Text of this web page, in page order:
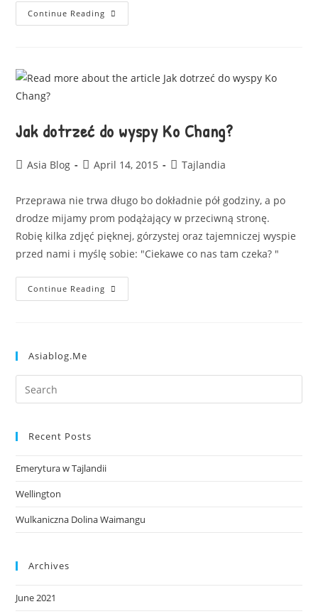
Continue Reading
Jak dotrzeć do wyspy Ko Chang?
Asia Blog April 14, 2015 Tajlandia
Przeprawa nie trwa długo bo dokładnie pół godziny, a po
drodze mijamy prom podążający w przeciwną stronę.
Robię kilka zdjęć pięknej, górzystej oraz tajemniczej wyspie
przed nami i myślę sobie: "Ciekawe co nas tam czeka? "
Continue Reading
Asiablog.me
Recent Posts
Emerytura w Tajlandii
Wellington
Wulkaniczna Dolina Waimangu
Archives
June 2021